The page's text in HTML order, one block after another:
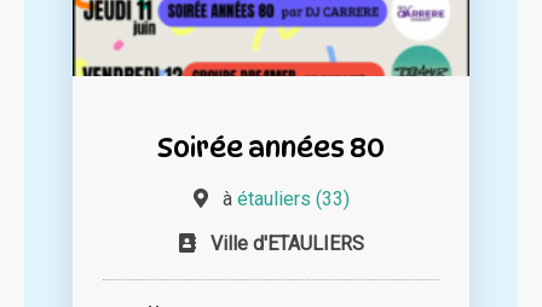
Soirée années 80
à étauliers (33)
Ville d'ETAULIERS